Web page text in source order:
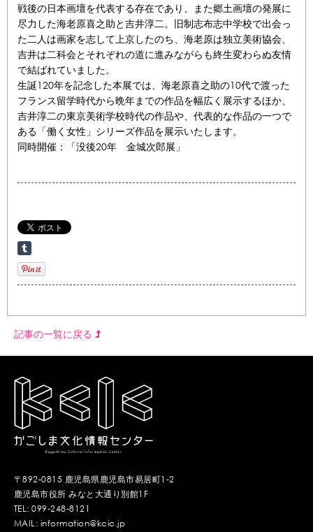
戦後の日本画壇を代表する存在であり、また郷土画壇の発展に
尽力した海老原喜之助と吉井淳二。旧制志布志中学校で出会っ
た二人は画家を志して上京したのち、海老原は独立美術協会、
吉井は二科会とそれぞれの道に進みながらも終生変わらぬ友情
で結ばれていました。
生誕120年を記念した本展では、海老原喜之助の10代で渡った
フランス留学時代から晩年までの作品を幅広く展示するほか、
吉井淳二の東京美術学校時代の作品や、代表的な作品の一つで
ある「働く女性」シリーズ作品を展示いたします。
同時開催：「没後20年 金城次郎展」
記事の一覧に戻る
〒892-0815 鹿児島県鹿児島市易居町1-2
鹿児島市役所 みなと大通り別館1F
TEL: 099-248-8121
MAIL: information@kcic.jp